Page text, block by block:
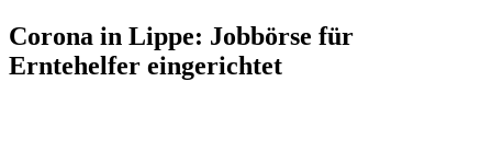
Corona in Lippe: Jobbörse für
Erntehelfer eingerichtet